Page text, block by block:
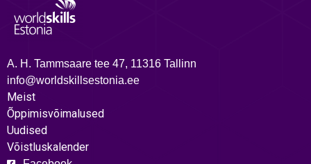
A. H. Tammsaare tee 47, 11316 Tallinn
info@worldskillsestonia.ee
Meist
Õppimisvõimalused
Uudised
Võistluskalender